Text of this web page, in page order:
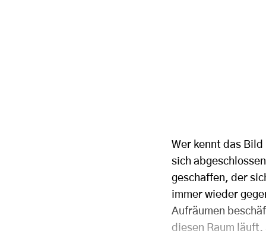
Wer kennt das
sich
geschaffen, der
immer wieder
Aufräumen
diesen Raum